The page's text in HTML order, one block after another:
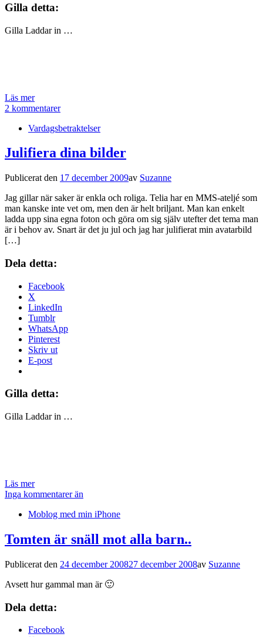
Gilla detta:
Gilla Laddar in …
Läs mer
2 kommentarer
Vardagsbetraktelser
Julifiera dina bilder
Publicerat den 17 december 2009av Suzanne
Jag gillar när saker är enkla och roliga. Telia har en MMS-ateljé som
man kanske inte vet om, men den är helt briljant. Man kan enkelt
ladda upp sina egna foton och göra om sig själv utefter det tema man
är i behov av. Snart är det ju jul och jag har julifierat min avatarbild
[…]
Dela detta:
Facebook
X
LinkedIn
Tumblr
WhatsApp
Pinterest
Skriv ut
E-post
Gilla detta:
Gilla Laddar in …
Läs mer
Inga kommentarer än
Moblog med min iPhone
Tomten är snäll mot alla barn..
Publicerat den 24 december 200827 december 2008av Suzanne
Avsett hur gammal man är 🙂
Dela detta:
Facebook